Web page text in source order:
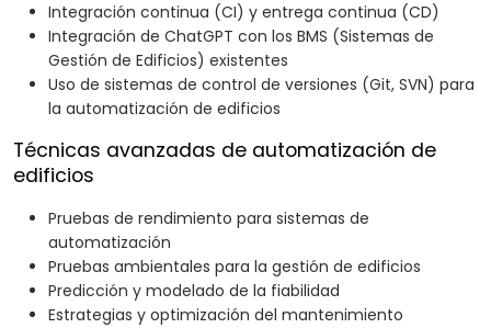
Integración continua (CI) y entrega continua (CD)
Integración de ChatGPT con los BMS (Sistemas de
Gestión de Edificios) existentes
Uso de sistemas de control de versiones (Git, SVN) para
la automatización de edificios
Técnicas avanzadas de automatización de
edificios
Pruebas de rendimiento para sistemas de
automatización
Pruebas ambientales para la gestión de edificios
Predicción y modelado de la fiabilidad
Estrategias y optimización del mantenimiento